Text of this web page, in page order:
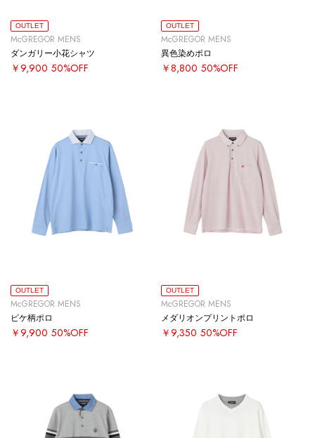
OUTLET
McGREGOR MENS
ダンガリー小花シャツ
￥9,900 50%OFF
OUTLET
McGREGOR MENS
異色染めポロ
￥8,800 50%OFF
OUTLET
McGREGOR MENS
ピケ柄ポロ
￥9,900 50%OFF
OUTLET
McGREGOR MENS
メダリオンプリントポロ
￥9,350 50%OFF